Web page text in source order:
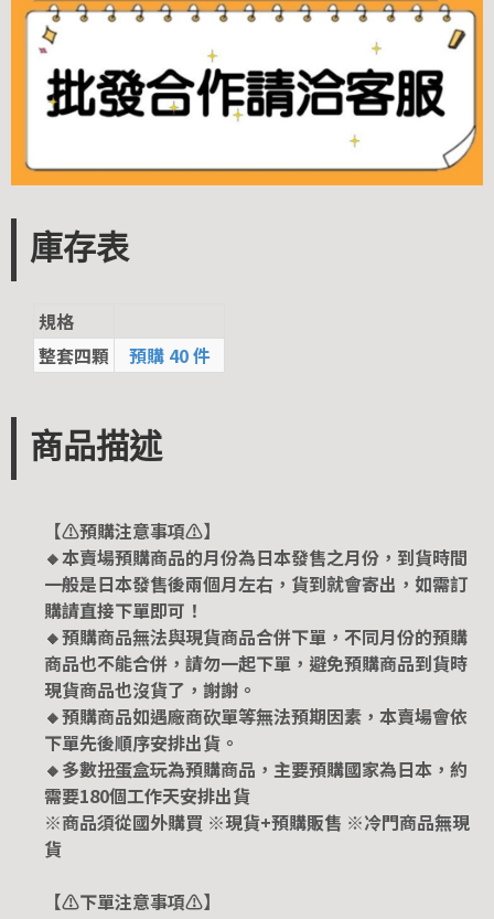
庫存表
規格
整套四顆
預購 40 件
商品描述
【⚠️預購注意事項⚠️】
🔸本賣場預購商品的月份為日本發售之月份，到貨時間
一般是日本發售後兩個月左右，貨到就會寄出，如需訂
購請直接下單即可！
🔸預購商品無法與現貨商品合併下單，不同月份的預購
商品也不能合併，請勿一起下單，避免預購商品到貨時
現貨商品也沒貨了，謝謝。
🔸預購商品如遇廠商砍單等無法預期因素，本賣場會依
下單先後順序安排出貨。
🔸多數扭蛋盒玩為預購商品，主要預購國家為日本，約
需要180個工作天安排出貨
※商品須從國外購買 ※現貨+預購販售 ※冷門商品無現
貨
【⚠️下單注意事項⚠️】